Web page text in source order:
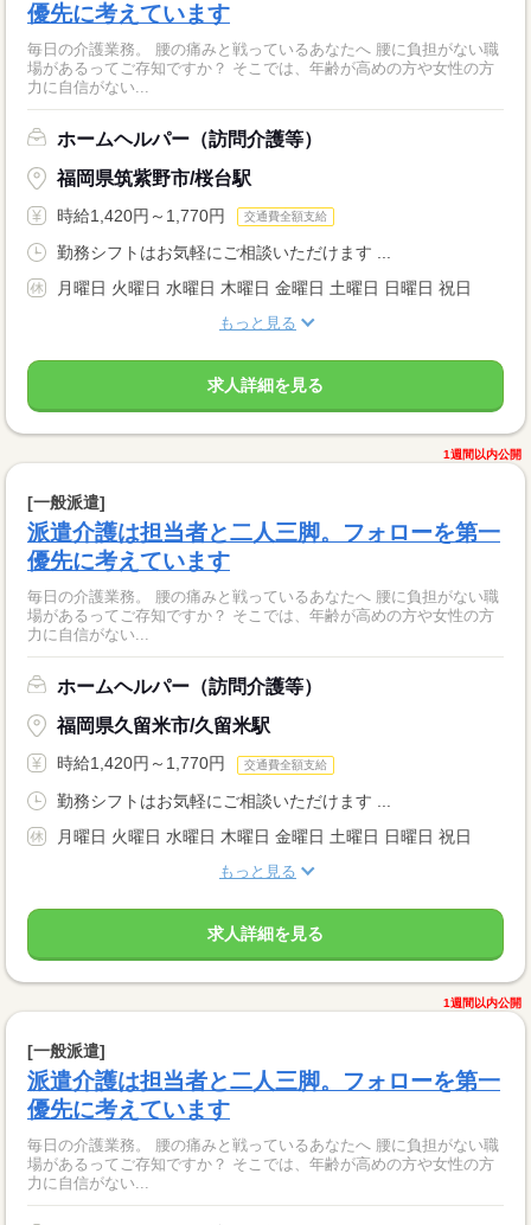
優先に考えています
毎日の介護業務。 腰の痛みと戦っているあなたへ 腰に負担がない職
場があるってご存知ですか？ そこでは、年齢が高めの方や女性の方
力に自信がない...
ホームヘルパー（訪問介護等）
福岡県筑紫野市/桜台駅
時給1,420円～1,770円 交通費全額支給
勤務シフトはお気軽にご相談いただけます ...
月曜日 火曜日 水曜日 木曜日 金曜日 土曜日 日曜日 祝日
もっと見る
求人詳細を見る
1週間以内公開
[一般派遣]
派遣介護は担当者と二人三脚。フォローを第一
優先に考えています
毎日の介護業務。 腰の痛みと戦っているあなたへ 腰に負担がない職
場があるってご存知ですか？ そこでは、年齢が高めの方や女性の方
力に自信がない...
ホームヘルパー（訪問介護等）
福岡県久留米市/久留米駅
時給1,420円～1,770円 交通費全額支給
勤務シフトはお気軽にご相談いただけます ...
月曜日 火曜日 水曜日 木曜日 金曜日 土曜日 日曜日 祝日
もっと見る
求人詳細を見る
1週間以内公開
[一般派遣]
派遣介護は担当者と二人三脚。フォローを第一
優先に考えています
毎日の介護業務。 腰の痛みと戦っているあなたへ 腰に負担がない職
場があるってご存知ですか？ そこでは、年齢が高めの方や女性の方
力に自信がない...